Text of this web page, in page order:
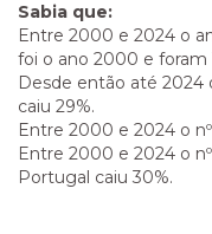
Sabia que:
Entre 2000 e 2024 o
foi o ano 2000 e foram
Desde então até 2024
caiu 29%.
Entre 2000 e 2024 o
Entre 2000 e 2024 o
Portugal caiu 30%.